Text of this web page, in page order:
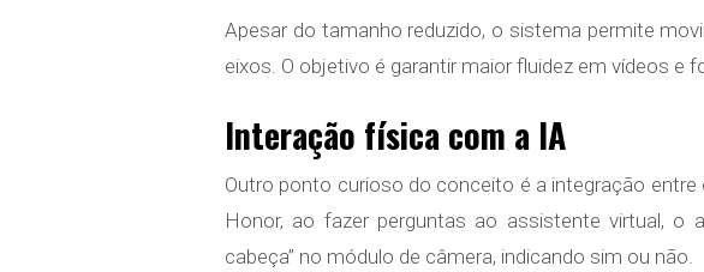
Apesar do tamanho reduzido, o sistema permite
eixos. O objetivo é garantir maior fluidez em vídeos
Interação física com a IA
Outro ponto curioso do conceito é a integração
Honor, ao fazer perguntas ao assistente virtual, o
cabeça” no módulo de câmera, indicando sim ou não.